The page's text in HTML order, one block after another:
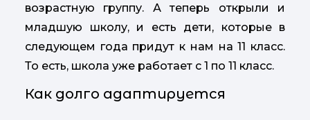
возрастную группу. А теперь открыли и
младшую школу, и есть дети, которые в
следующем года придут к нам на 11 класс.
То есть, школа уже работает с 1 по 11 класс.
Как долго адаптируется